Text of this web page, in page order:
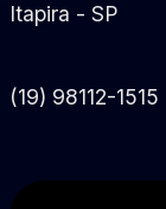
Itapira - SP
(19) 98112-1515